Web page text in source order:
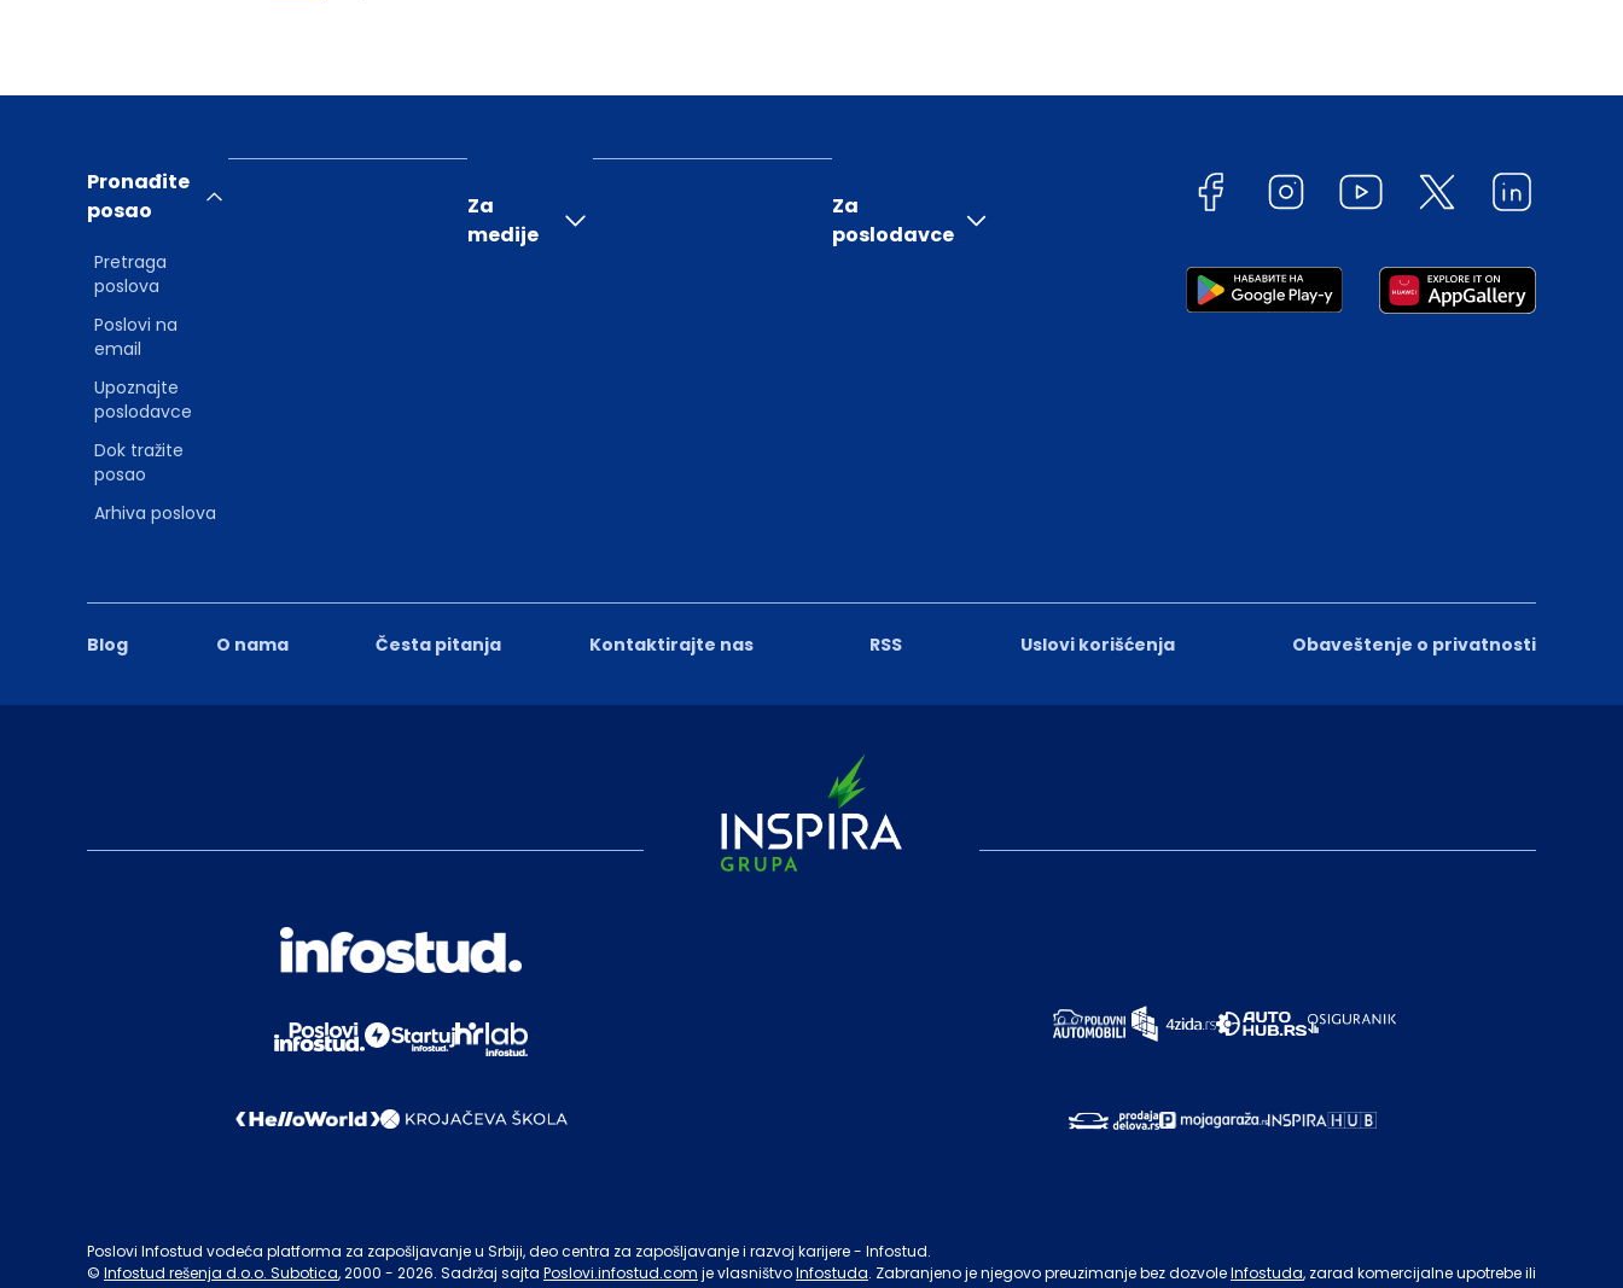
Blog O nama Česta pitanja Kontaktirajte nas RSS Uslovi korišćenja Obaveštenje o privatnosti
Pronađite
posao
Pretraga
poslova
Poslovi na
email
Upoznajte
poslodavce
Dok tražite
posao
Arhiva poslova
Za
medije
Za
poslodavce
Poslovi Infostud vodeća platforma za zapošljavanje u Srbiji, deo centra za zapošljavanje i razvoj karijere - Infostud.
© Infostud rešenja d.o.o. Subotica, 2000 - 2026. Sadržaj sajta Poslovi.infostud.com je vlasništvoInfostuda. Zabranjeno je njegovo preuzimanje bez dozvoleInfostuda, zarad komercijalne upotrebe ili